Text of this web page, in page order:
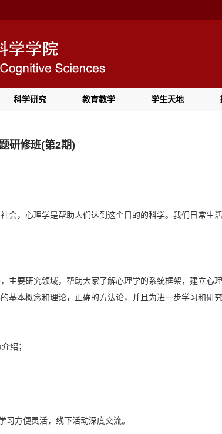
科学研究 教育教学 学生天地
研修班(第2期)
会，心理学是帮助人们达到这个目的的科学。我们日常
主要研究领域，帮助大家了解心理学的系统框架，建立
基本概念和理论，正确的方法论，并且为进一步学习和研
绍；
方便灵活，线下活动深度交流。